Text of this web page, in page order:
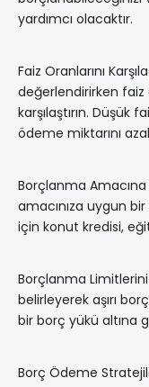
yardımcı olacaktır.
Faiz Oranlarını
değerlendirirken faiz
karşılaştırın.
ödeme miktarını
Borçlanma
amacınıza uygun
için konut kredisi,
Borçlanma
belirleyerek aşırı
bir borç yükü altına
Borç Ödeme